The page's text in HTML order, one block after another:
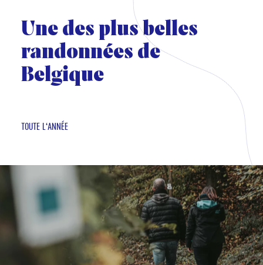
Une des plus belles
randonnées de
Belgique
TOUTE L‘ANNÉE